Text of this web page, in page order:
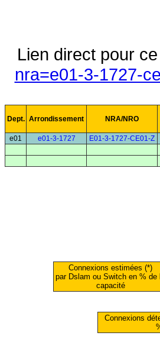
Lien direct pour
nra=e01-3-1727-
Dept. Arrondissement NRA/NRO
e01 e01-3-1727 E01-3-1727-CE01-Z
Connexions estimées (*)
par Dslam ou Switch en % de
capacité
Connexions